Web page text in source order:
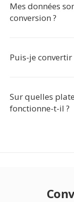
Mes données
conversion ?
Puis-je convertir
Sur quelles
fonctionne-t-il ?